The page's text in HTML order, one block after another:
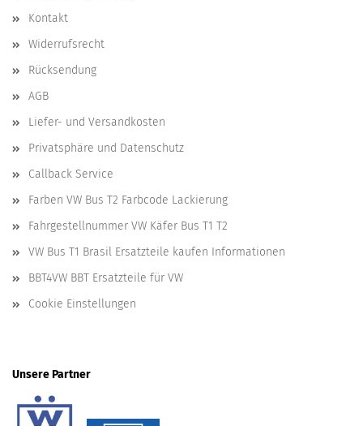
Kontakt
Widerrufsrecht
Rücksendung
AGB
Liefer- und Versandkosten
Privatsphäre und Datenschutz
Callback Service
Farben VW Bus T2 Farbcode Lackierung
Fahrgestellnummer VW Käfer Bus T1 T2
VW Bus T1 Brasil Ersatzteile kaufen Informationen
BBT4VW BBT Ersatzteile für VW
Cookie Einstellungen
Unsere Partner